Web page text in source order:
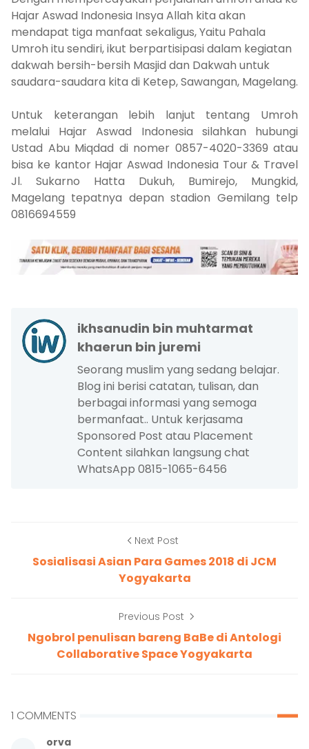
Hajar Aswad Indonesia Insya Allah kita akan
mendapat tiga manfaat sekaligus, Yaitu Pahala
Umroh itu sendiri, ikut berpartisipasi dalam kegiatan
dakwah bersih-bersih Masjid dan Dakwah untuk
saudara-saudara kita di Ketep, Sawangan, Magelang.
Untuk keterangan lebih lanjut tentang Umroh
melalui Hajar Aswad Indonesia silahkan hubungi
Ustad Abu Miqdad di nomer 0857-4020-3369 atau
bisa ke kantor Hajar Aswad Indonesia Tour & Travel
Jl. Sukarno Hatta Dukuh, Bumirejo, Mungkid,
Magelang tepatnya depan stadion Gemilang telp
0816694559
ikhsanudin bin muhtarmat
khaerun bin juremi
Seorang muslim yang sedang belajar.
Blog ini berisi catatan, tulisan, dan
berbagai informasi yang semoga
bermanfaat.. Untuk kerjasama
Sponsored Post atau Placement
Content silahkan langsung chat
WhatsApp 0815-1065-6456
Next Post
Sosialisasi Asian Para Games 2018 di JCM
Yogyakarta
Previous Post
Ngobrol penulisan bareng BaBe di Antologi
Collaborative Space Yogyakarta
1 COMMENTS
orva